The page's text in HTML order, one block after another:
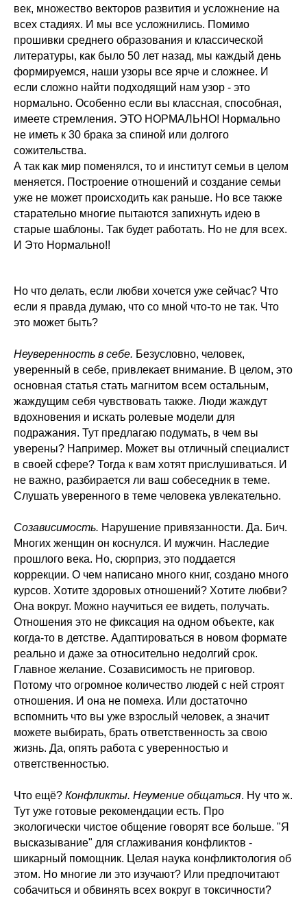
век, множество векторов развития и усложнение на
всех стадиях. И мы все усложнились. Помимо
прошивки среднего образования и классической
литературы, как было 50 лет назад, мы каждый день
формируемся, наши узоры все ярче и сложнее. И
если сложно найти подходящий нам узор - это
нормально. Особенно если вы классная, способная,
имеете стремления. ЭТО НОРМАЛЬНО! Нормально
не иметь к 30 брака за спиной или долгого
сожительства.
А так как мир поменялся, то и институт семьи в целом
меняется. Построение отношений и создание семьи
уже не может происходить как раньше. Но все также
старательно многие пытаются запихнуть идею в
старые шаблоны. Так будет работать. Но не для всех.
И Это Нормально!!
Но что делать, если любви хочется уже сейчас? Что
если я правда думаю, что со мной что-то не так. Что
это может быть?
Неуверенность в себе. Безусловно, человек,
уверенный в себе, привлекает внимание. В целом, это
основная статья стать магнитом всем остальным,
жаждущим себя чувствовать также. Люди жаждут
вдохновения и искать ролевые модели для
подражания. Тут предлагаю подумать, в чем вы
уверены? Например. Может вы отличный специалист
в своей сфере? Тогда к вам хотят прислушиваться. И
не важно, разбирается ли ваш собеседник в теме.
Слушать уверенного в теме человека увлекательно.
Созависимость. Нарушение привязанности. Да. Бич.
Многих женщин он коснулся. И мужчин. Наследие
прошлого века. Но, сюрприз, это поддается
коррекции. О чем написано много книг, создано много
курсов. Хотите здоровых отношений? Хотите любви?
Она вокруг. Можно научиться ее видеть, получать.
Отношения это не фиксация на одном объекте, как
когда-то в детстве. Адаптироваться в новом формате
реально и даже за относительно недолгий срок.
Главное желание. Созависимость не приговор.
Потому что огромное количество людей с ней строят
отношения. И она не помеха. Или достаточно
вспомнить что вы уже взрослый человек, а значит
можете выбирать, брать ответственность за свою
жизнь. Да, опять работа с уверенностью и
ответственностью.
Что ещё? Конфликты. Неумение общаться. Ну что ж.
Тут уже готовые рекомендации есть. Про
экологически чистое общение говорят все больше. "Я
высказывание" для сглаживания конфликтов -
шикарный помощник. Целая наука конфликтология об
этом. Но многие ли это изучают? Или предпочитают
собачиться и обвинять всех вокруг в токсичности?